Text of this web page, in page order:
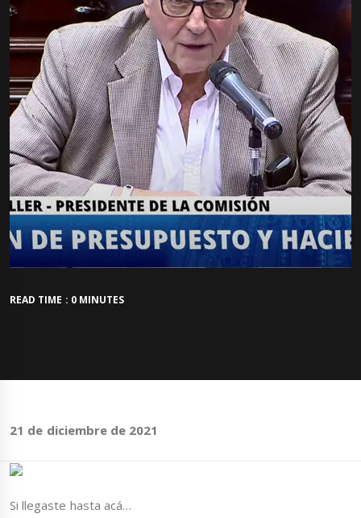
READ TIME : 0 MINUTES
21 de diciembre de 2021
Si llegaste hasta acá…